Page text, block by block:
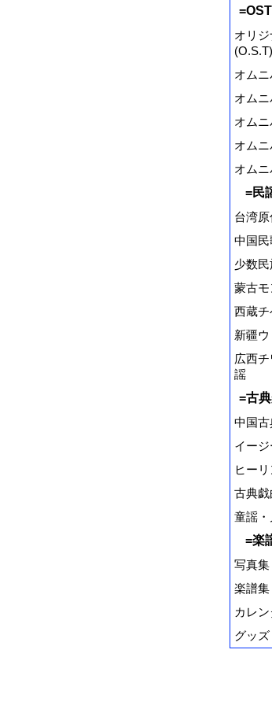
オリ
オムニ
オム
オム
オム
オム
=民
台湾
中国
少数
蒙古
西蔵
新疆
広西
謡
=古
中国
イー
ヒー
古典戯
童謡・
=楽
写真集
楽譜集
カレ
グッズ